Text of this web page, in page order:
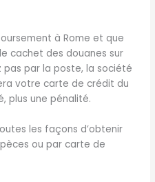
à Rome et que
cachet des douanes sur
pas par la poste, la société
votre carte de crédit du
plus une pénalité.
les façons d’obtenir
ou par carte de